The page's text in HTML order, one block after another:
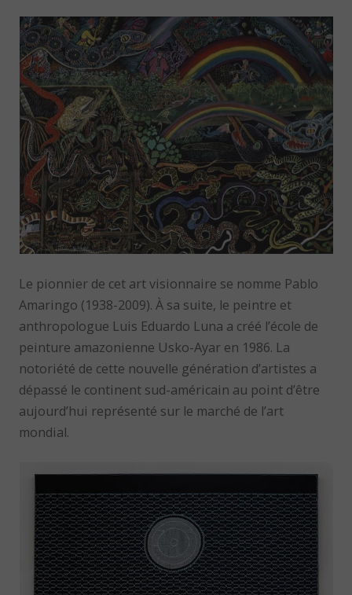
Le pionnier de cet art visionnaire se nomme Pablo
Amaringo (1938-2009). À sa suite, le peintre et
anthropologue Luis Eduardo Luna a créé l’école de
peinture amazonienne Usko-Ayar en 1986. La
notoriété de cette nouvelle génération d’artistes a
dépassé le continent sud-américain au point d’être
aujourd’hui représenté sur le marché de l’art
mondial.